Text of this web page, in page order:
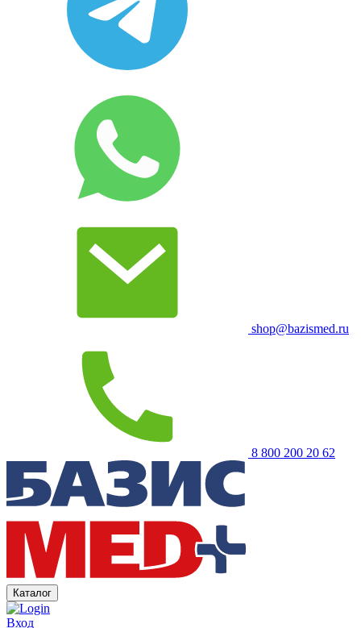
shop@bazismed.ru
8 800 200 20 62
Каталог
Вход